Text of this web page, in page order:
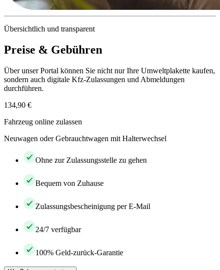
Übersichtlich und transparent
Preise & Gebühren
Über unser Portal können Sie nicht nur Ihre Umweltplakette kaufen,
sondern auch digitale Kfz-Zulassungen und Abmeldungen
durchführen.
134,90 €
Fahrzeug online zulassen
Neuwagen oder Gebrauchtwagen mit Halterwechsel
Ohne zur Zulassungsstelle zu gehen
Bequem von Zuhause
Zulassungsbescheinigung per E-Mail
24/7 verfügbar
100% Geld-zurück-Garantie